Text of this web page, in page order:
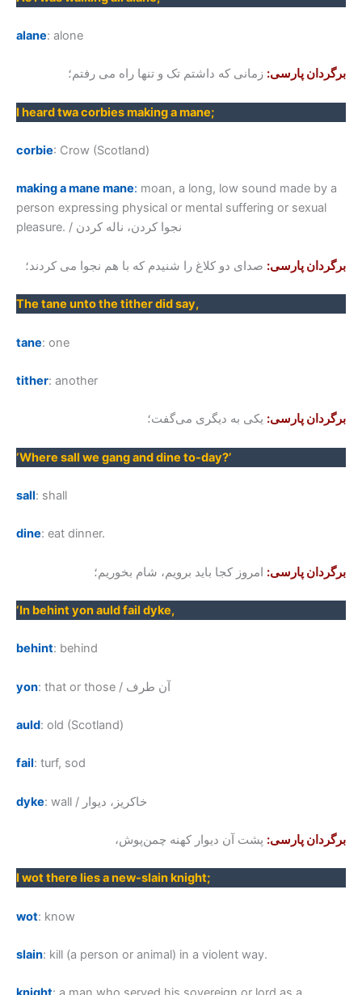
alane: alone
برگردان پارسی: زمانی که داشتم تک و تنها راه می رفتم؛
I heard twa corbies making a mane;
corbie: Crow (Scotland)
making a mane mane: moan, a long, low sound made by a
person expressing physical or mental suffering or sexual
pleasure. / نجوا کردن، ناله کردن
برگردان پارسی: صدای دو کلاغ را شنیدم که با هم نجوا می کردند؛
The tane unto the tither did say,
tane: one
tither: another
برگردان پارسی: یکی به دیگری می‌گفت؛
‘Where sall we gang and dine to-day?’
sall: shall
dine: eat dinner.
برگردان پارسی: امروز کجا باید برویم، شام بخوریم؛
‘In behint yon auld fail dyke,
behint: behind
yon : that or those / آن طرف
auld: old (Scotland)
fail: turf, sod
dyke : wall / خاکریز، دیوار
برگردان پارسی: پشت آن دیوار کهنه چمن‌پوش،
I wot there lies a new-slain knight;
wot: know
slain: kill (a person or animal) in a violent way.